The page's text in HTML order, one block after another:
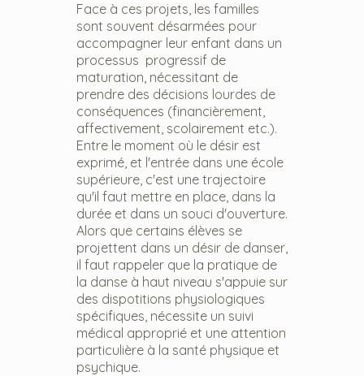
Face à ces projets, les familles
sont souvent désarmées pour
accompagner leur enfant dans un
processus progressif de
maturation, nécessitant de
prendre des décisions lourdes de
conséquences (financièrement,
affectivement, scolairement etc.).
Entre le moment où le désir est
exprimé, et l'entrée dans une école
supérieure, c'est une trajectoire
qu'il faut mettre en place, dans la
durée et dans un souci d'ouverture.
Alors que certains élèves se
projettent dans un désir de danser,
il faut rappeler que la pratique de
la danse à haut niveau s'appuie sur
des dispotitions physiologiques
spécifiques, nécessite un suivi
médical approprié et une attention
particulière à la santé physique et
psychique.